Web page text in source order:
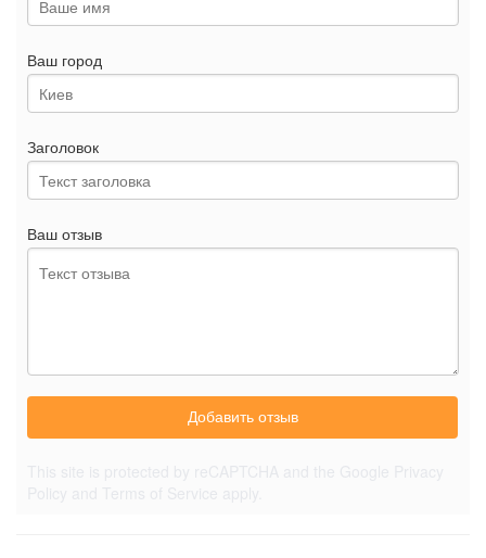
Ваш город
Заголовок
Ваш отзыв
Добавить отзыв